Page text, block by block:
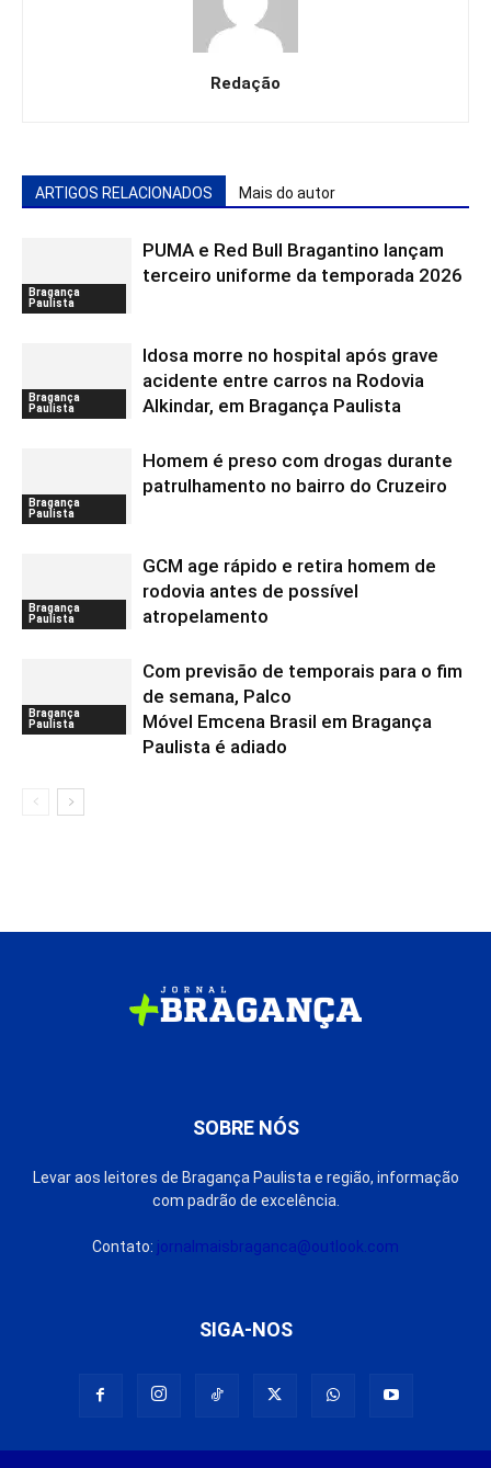
Redação
ARTIGOS RELACIONADOS Mais do autor
Bragança
Paulista
PUMA e Red Bull Bragantino lançam
terceiro uniforme da temporada 2026
Bragança
Paulista
Idosa morre no hospital após grave
acidente entre carros na Rodovia
Alkindar, em Bragança Paulista
Bragança
Paulista
Homem é preso com drogas durante
patrulhamento no bairro do Cruzeiro
Bragança
Paulista
GCM age rápido e retira homem de
rodovia antes de possível
atropelamento
Bragança
Paulista
Com previsão de temporais para o fim
de semana, Palco
Móvel Emcena Brasil em Bragança
Paulista é adiado
SOBRE NÓS
Levar aos leitores de Bragança Paulista e região, informação
com padrão de excelência.
Contato: jornalmaisbraganca@outlook.com
SIGA-NOS